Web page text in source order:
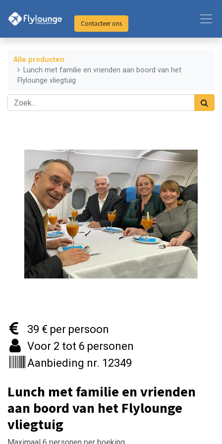
Contacteer ons
Alle producten
Lunch met familie en vrienden aan boord van het
Flylounge vliegtuig
39 € per persoon
Voor 2 tot 6 personen
Aanbieding nr. 12349
Lunch met familie en vrienden
aan boord van het Flylounge
vliegtuig